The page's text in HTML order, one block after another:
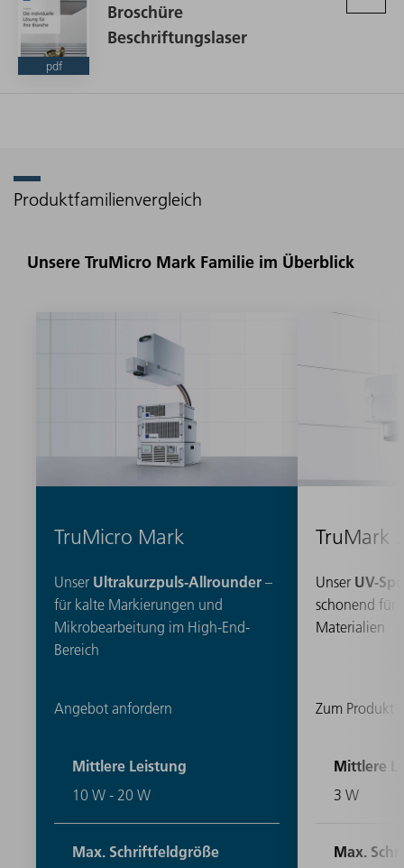
pdf
Broschüre
Beschriftungslaser
Produktfamilienvergleich
Unsere TruMicro Mark Familie im Überblick
TruMicro Mark
Unser Ultrakurzpuls-Allrounder –
für kalte Markierungen und
Mikrobearbeitung im High-End-
Bereich
Angebot anfordern
Mittlere Leistung
10 W - 20 W
Max. Schriftfeldgröße
TruMark
Unser UV-
schonend für
Materialien
Zum Produkt
Mittlere
3 W
Max.